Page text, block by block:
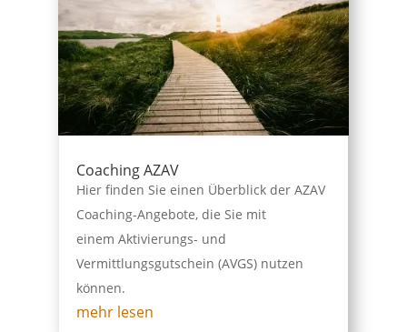
Coaching AZAV
Hier finden Sie einen Überblick der AZAV
Coaching-Angebote, die Sie mit
einem Aktivierungs- und
Vermittlungsgutschein (AVGS) nutzen
können.
mehr lesen